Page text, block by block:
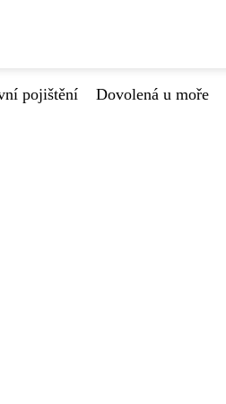
pojištění Dovolená u moře